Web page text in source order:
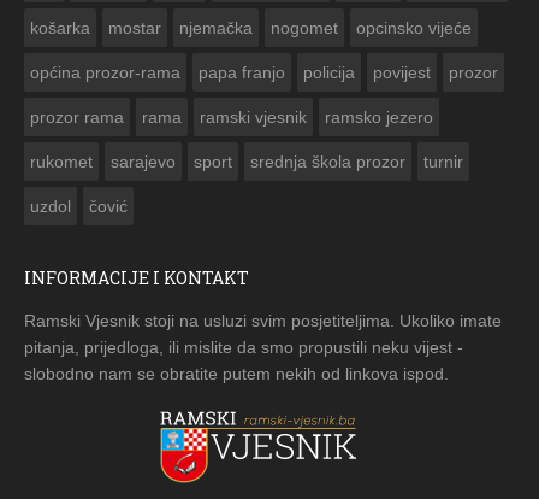
košarka mostar njemačka nogomet opcinsko vijeće
općina prozor-rama papa franjo policija povijest prozor
prozor rama rama ramski vjesnik ramsko jezero
rukomet sarajevo sport srednja škola prozor turnir
uzdol čović
INFORMACIJE I KONTAKT
Ramski Vjesnik stoji na usluzi svim posjetiteljima. Ukoliko imate
pitanja, prijedloga, ili mislite da smo propustili neku vijest -
slobodno nam se obratite putem nekih od linkova ispod.